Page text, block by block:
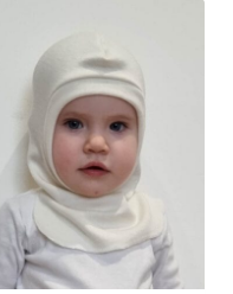
useampi
muunnelma.
Voit
tehdä
valinnat
tuotteen
sivulla.